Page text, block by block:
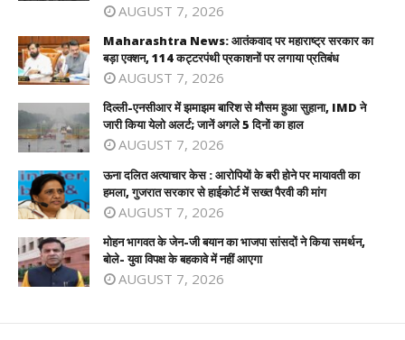
AUGUST 7, 2026
Maharashtra News: आतंकवाद पर महाराष्ट्र सरकार का
बड़ा एक्शन, 114 कट्टरपंथी प्रकाशनों पर लगाया प्रतिबंध
AUGUST 7, 2026
दिल्ली-एनसीआर में झमाझम बारिश से मौसम हुआ सुहाना, IMD ने
जारी किया येलो अलर्ट; जानें अगले 5 दिनों का हाल
AUGUST 7, 2026
ऊना दलित अत्याचार केस : आरोपियों के बरी होने पर मायावती का
हमला, गुजरात सरकार से हाईकोर्ट में सख्त पैरवी की मांग
AUGUST 7, 2026
मोहन भागवत के जेन-जी बयान का भाजपा सांसदों ने किया समर्थन,
बोले- युवा विपक्ष के बहकावे में नहीं आएगा
AUGUST 7, 2026